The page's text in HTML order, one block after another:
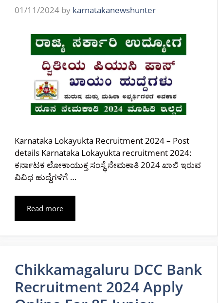
01/11/2024 by karnatakanewshunter
Karnataka Lokayukta Recruitment 2024 – Post
details Karnataka Lokayukta recruitment 2024:
ಕರ್ನಾಟಕ ಲೋಕಾಯುಕ್ತ ಸಂಸ್ಥೆ ನೇಮಕಾತಿ 2024 ಖಾಲಿ ಇರುವ
ವಿವಿಧ ಹುದ್ದೆಗಳಿಗೆ …
Read more
Chikkamagaluru DCC Bank
Recruitment 2024 Apply